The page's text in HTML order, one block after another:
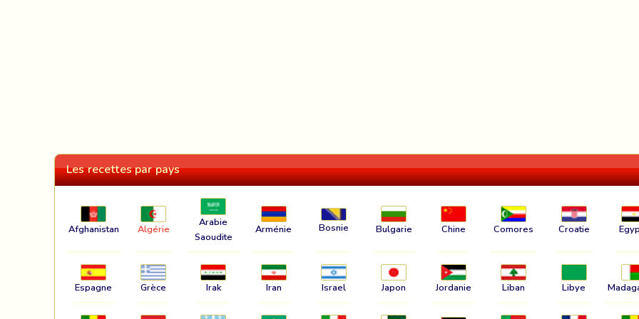
Les recettes par pays
Afghanistan Algérie
Arabie
Saoudite
Arménie Bosnie Bulgarie Chine Comores Croatie
Espagne Grèce Irak Iran Israel Japon Jordanie Liban Libye